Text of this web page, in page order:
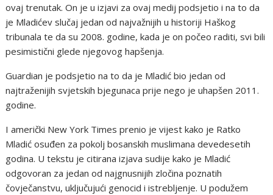
ovaj trenutak. On je u izjavi za ovaj medij podsjetio i na to da
je Mladićev slučaj jedan od najvažnijih u historiji Haškog
tribunala te da su 2008. godine, kada je on počeo raditi, svi bili
pesimistični glede njegovog hapšenja.
Guardian je podsjetio na to da je Mladić bio jedan od
najtraženijih svjetskih bjegunaca prije nego je uhapšen 2011.
godine.
I američki New York Times prenio je vijest kako je Ratko
Mladić osuđen za pokolj bosanskih muslimana devedesetih
godina. U tekstu je citirana izjava sudije kako je Mladić
odgovoran za jedan od najgnusnijih zločina poznatih
čovječanstvu, uključujući genocid i istrebljenje. U podužem